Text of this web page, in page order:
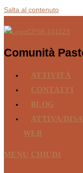
Salta al contenuto
Comunità
ATTIVITÀ
CONTATTI
BLOG
ATTIVA/
WEB
MENU CHIUDI